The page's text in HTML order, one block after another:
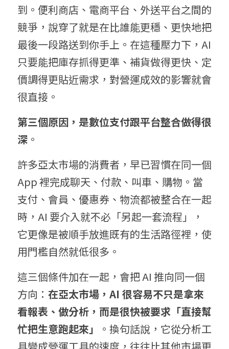
到。便利商店、電商平台、外送平台之間的
競爭，說穿了就是在比誰能更穩、更快地把
最後一段路送到你手上。在這種壓力下，AI
只要能把庫存抓得更準、補貨做得更快、定
價調得更貼近需求，對營運成效的影響就會
很直接。
第三個原因，是數位支付跟平台整合做得很
深 。
許多亞太市場的消費者，早已習慣在同一個
App 裡完成聊天、付款、叫車、購物。當
支付、會員、優惠券、物流都被整合在一起
時，AI 要介入就不必「另起一套流程」，
它更像是被順手放進既有的生活路徑裡，使
用門檻自然就低很多。
這三個條件加在一起，會把 AI 推向同一個
方向： 在亞太市場，AI 很容易不只是拿來
看報表、做分析，而是很快被要求「直接幫
忙把生意跑起來」
。換句話說，它從分析工